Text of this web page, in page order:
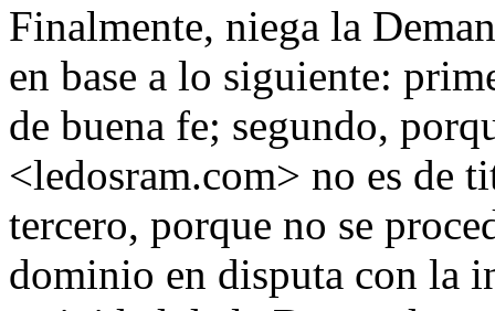
Finalmente, niega la
en base a lo siguiente:
de buena fe; segundo,
<ledosram.com> no es de
tercero, porque no se
dominio en disputa con la